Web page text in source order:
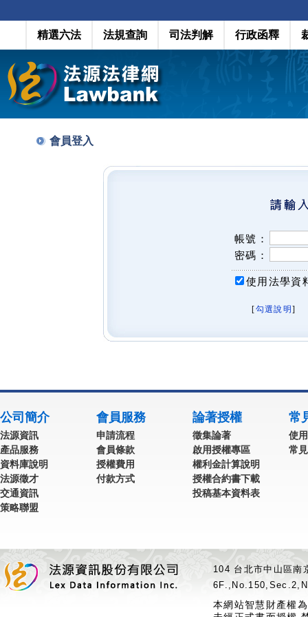
精選六法 法規查詢 司法判解 行政函釋
會員登入
帳號：
密碼：
使用法學資
[勾選說明 ]
公司簡介
法源資訊
產品服務
資料庫說明
法源徵才
交通資訊
策略聯盟
會員服務
申請流程
會員條款
授權費用
付款方式
論著授權
徵集論著
啟用授權專區
權利金計算說明
授權合約書下載
投稿基本資料表
常
使
常
104 台北市中山區
本網站智慧財產權